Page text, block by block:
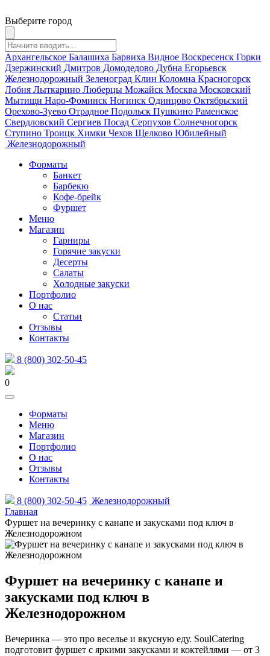
Выберите город
Архангельское Балашиха Барвиха Видное Воскресенск Горки
Дзержинский Дмитров Домодедово Дубна Егорьевск
Железнодорожный Зеленоград Клин Коломна Красногорск
Лобня Лыткарино Люберцы Можайск Москва Московский
Мытищи Наро-Фоминск Ногинск Одинцово Октябрьский
Орехово-Зуево Отрадное Подольск Пушкино Раменское
Свердловский Сергиев Посад Серпухов Солнечногорск
Ступино Троицк Химки Чехов Щелково Юбилейный
Железнодорожный
Форматы
Банкет
Барбекю
Кофе-брейк
Фуршет
Меню
Магазин
Гарниры
Горячие закуски
Десерты
Салаты
Холодные закуски
Портфолио
О нас
Статьи
Отзывы
Контакты
8 (800) 302-50-45
0
Форматы
Меню
Магазин
Портфолио
О нас
Отзывы
Контакты
8 (800) 302-50-45 Железнодорожный
Главная
Фуршет на вечеринку с канапе и закусками под ключ в
Железнодорожном
Фуршет на вечеринку с канапе и
закусками под ключ в
Железнодорожном
Вечеринка — это про веселье и вкусную еду. SoulCatering
подготовит фуршет с яркими закусками и коктейлями — от 3